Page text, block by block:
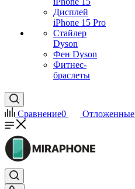
Дисплей
iPhone 15 Pro
Стайлер
Dyson
Фен Dyson
Фитнес-
браслеты
Сравнение0 Отложенные